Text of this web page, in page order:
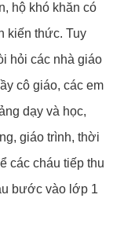
hộ khó khăn có
kiến thức. Tuy
hỏi các nhà giáo
cô giáo, các em
dạy và học,
giáo trình, thời
các cháu tiếp thu
bước vào lớp 1